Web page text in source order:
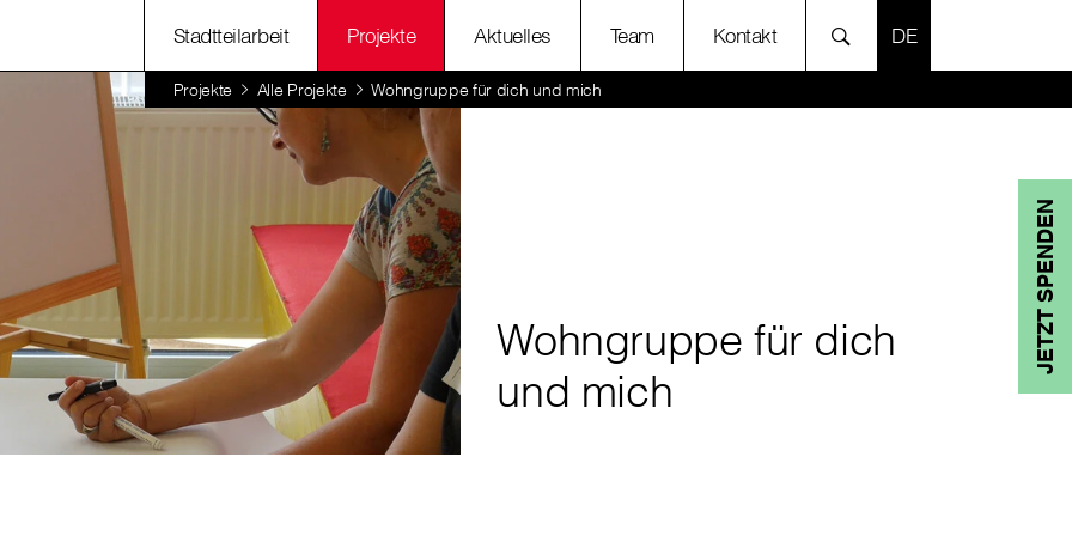
Stadtteilarbeit Projekte Aktuelles Team Kontakt SPRACHE
Projekte Alle Projekte Wohngruppe für dich und mich
JETZT SPENDEN
Wohngruppe für dich
und mich